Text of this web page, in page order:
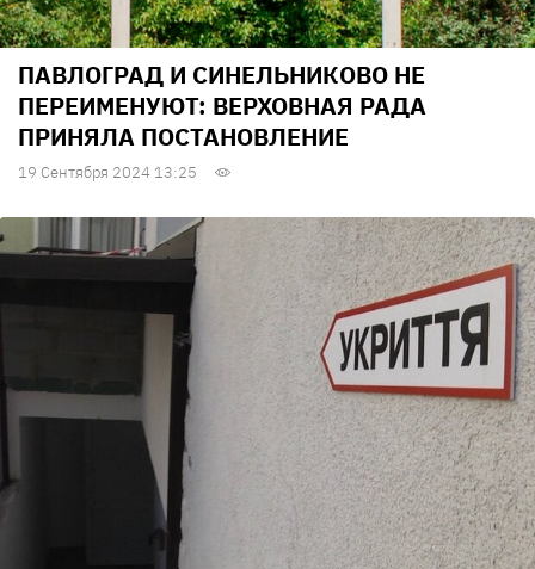
ПАВЛОГРАД И СИНЕЛЬНИКОВО НЕ
ПЕРЕИМЕНУЮТ: ВЕРХОВНАЯ РАДА
ПРИНЯЛА ПОСТАНОВЛЕНИЕ
19 Сентября 2024 13:25